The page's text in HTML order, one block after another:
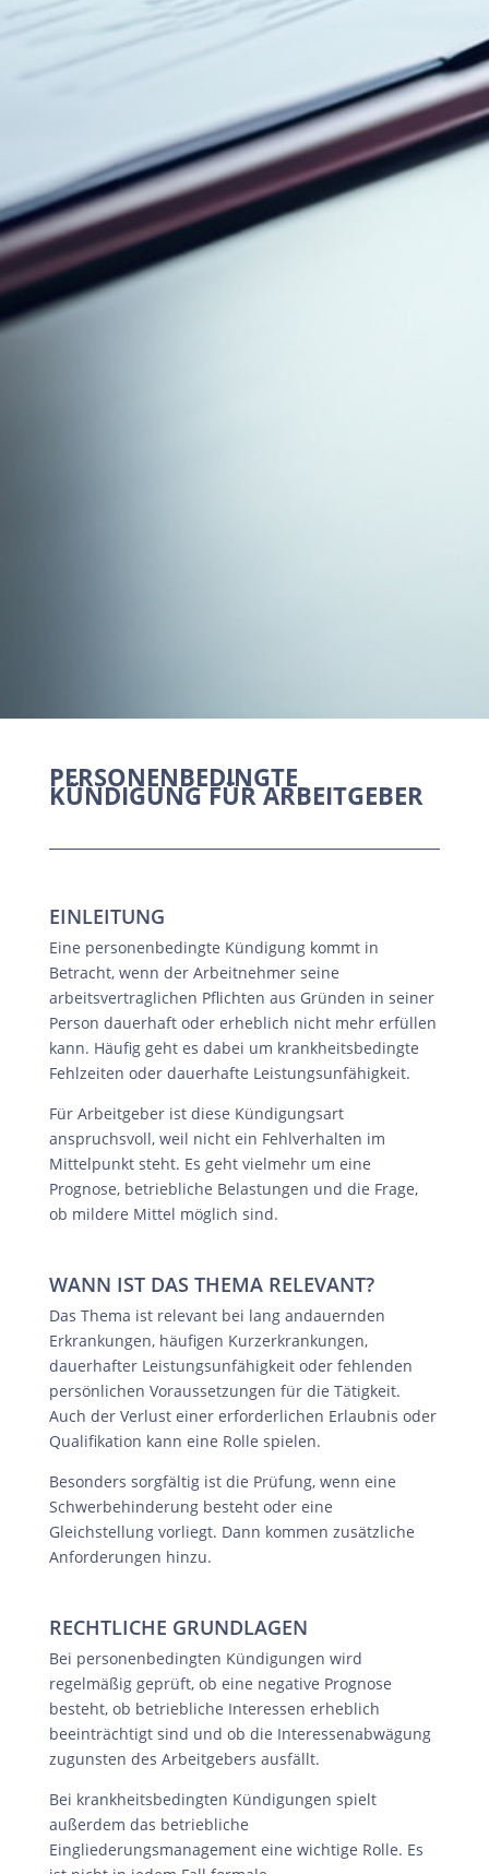
PERSONENBEDINGTE
KÜNDIGUNG FÜR ARBEITGEBER
EINLEITUNG
Eine personenbedingte Kündigung kommt in
Betracht, wenn der Arbeitnehmer seine
arbeitsvertraglichen Pflichten aus Gründen in seiner
Person dauerhaft oder erheblich nicht mehr erfüllen
kann. Häufig geht es dabei um krankheitsbedingte
Fehlzeiten oder dauerhafte Leistungsunfähigkeit.
Für Arbeitgeber ist diese Kündigungsart
anspruchsvoll, weil nicht ein Fehlverhalten im
Mittelpunkt steht. Es geht vielmehr um eine
Prognose, betriebliche Belastungen und die Frage,
ob mildere Mittel möglich sind.
WANN IST DAS THEMA RELEVANT?
Das Thema ist relevant bei lang andauernden
Erkrankungen, häufigen Kurzerkrankungen,
dauerhafter Leistungsunfähigkeit oder fehlenden
persönlichen Voraussetzungen für die Tätigkeit.
Auch der Verlust einer erforderlichen Erlaubnis oder
Qualifikation kann eine Rolle spielen.
Besonders sorgfältig ist die Prüfung, wenn eine
Schwerbehinderung besteht oder eine
Gleichstellung vorliegt. Dann kommen zusätzliche
Anforderungen hinzu.
RECHTLICHE GRUNDLAGEN
Bei personenbedingten Kündigungen wird
regelmäßig geprüft, ob eine negative Prognose
besteht, ob betriebliche Interessen erheblich
beeinträchtigt sind und ob die Interessenabwägung
zugunsten des Arbeitgebers ausfällt.
Bei krankheitsbedingten Kündigungen spielt
außerdem das betriebliche
Eingliederungsmanagement eine wichtige Rolle. Es